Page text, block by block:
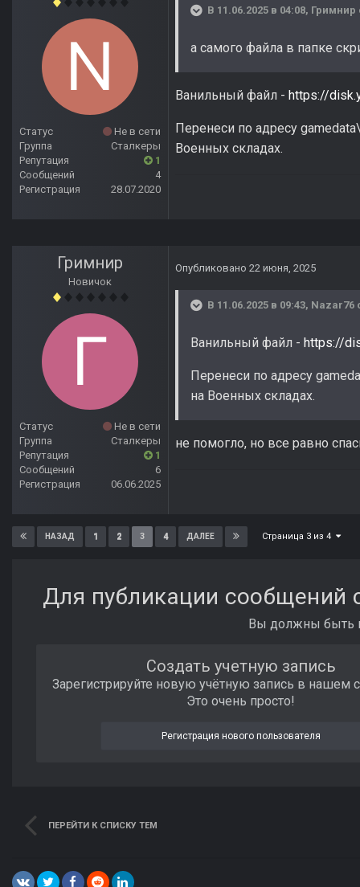
Статус
Не в сети
Группа
Сталкеры
Репутация
1
Сообщений
4
Регистрация
28.07.2020
В 11.06.2025 в 04:08, Гримнир
а самого файла в папке
Ванильный файл - https://
Перенеси по адресу
Военных складах.
Гримнир
Новичок
Статус
Не в сети
Группа
Сталкеры
Репутация
1
Сообщений
6
Регистрация
06.06.2025
Опубликовано 22 июня, 2025
В 11.06.2025 в 09:43, Nazar76
Ванильный файл - https://
Перенеси по адресу
на Военных складах.
не помогло, но все равно
НАЗАД 1 2 3 4 ДАЛЕЕ Страница 3 из 4
Для публикации сообщений
Вы должны быть
Создать учетную запись
Зарегистрируйте новую учётную запись в нашем
Это очень просто!
Регистрация нового пользователя
ПЕРЕЙТИ К СПИСКУ ТЕМ